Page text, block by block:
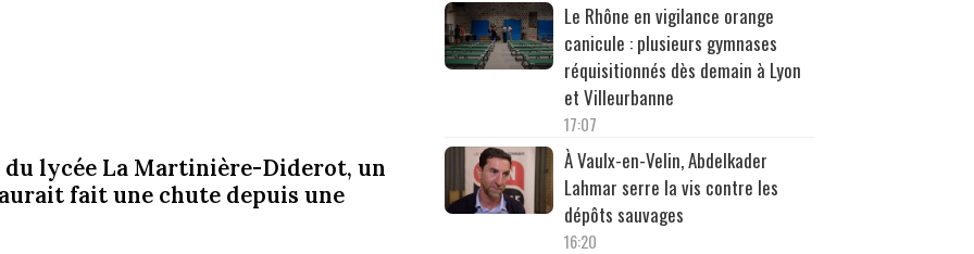
lycée La Martinière-Diderot, un
fait une chute depuis une
Le Rhône en vigilance orange
canicule : plusieurs gymnases
réquisitionnés dès demain à Lyon
et Villeurbanne
17:07
À Vaulx-en-Velin, Abdelkader
Lahmar serre la vis contre les
dépôts sauvages
16:20